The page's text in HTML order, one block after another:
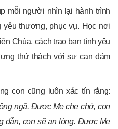
mỗi người nhìn lại hành trình
thương, phục vụ. Học nơi
Chúa, cách trao ban tình yêu
thử thách với sự can đảm
con cũng luôn xác tín rằng:
ngã. Được Mẹ che chở, con
dẫn, con sẽ an lòng. Được Mẹ